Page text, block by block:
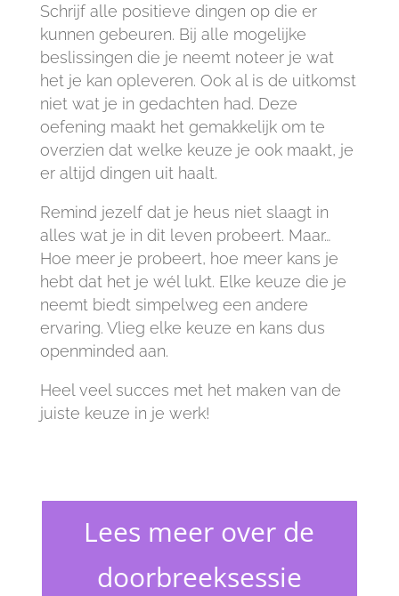
Schrijf alle positieve dingen op die er
kunnen gebeuren. Bij alle mogelijke
beslissingen die je neemt noteer je wat
het je kan opleveren. Ook al is de uitkomst
niet wat je in gedachten had. Deze
oefening maakt het gemakkelijk om te
overzien dat welke keuze je ook maakt, je
er altijd dingen uit haalt.
Remind jezelf dat je heus niet slaagt in
alles wat je in dit leven probeert. Maar…
Hoe meer je probeert, hoe meer kans je
hebt dat het je wél lukt. Elke keuze die je
neemt biedt simpelweg een andere
ervaring. Vlieg elke keuze en kans dus
openminded aan.
Heel veel succes met het maken van de
juiste keuze in je werk!
Lees meer over de
doorbreeksessie